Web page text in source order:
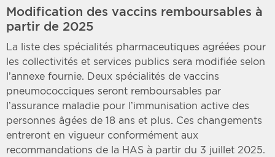
Modification des vaccins remboursables à
partir de 2025
La liste des spécialités pharmaceutiques agréées pour
les collectivités et services publics sera modifiée selon
l’annexe fournie. Deux spécialités de vaccins
pneumococciques seront remboursables par
l’assurance maladie pour l’immunisation active des
personnes âgées de 18 ans et plus. Ces changements
entreront en vigueur conformément aux
recommandations de la HAS à partir du 3 juillet 2025.